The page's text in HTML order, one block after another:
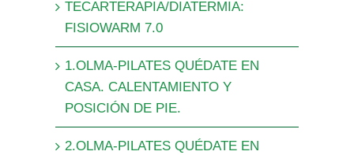
TECARTERAPIA/DIATERMIA:
FISIOWARM 7.0
1.OLMA-PILATES QUÉDATE EN
CASA. CALENTAMIENTO Y
POSICIÓN DE PIE.
2.OLMA-PILATES QUÉDATE EN